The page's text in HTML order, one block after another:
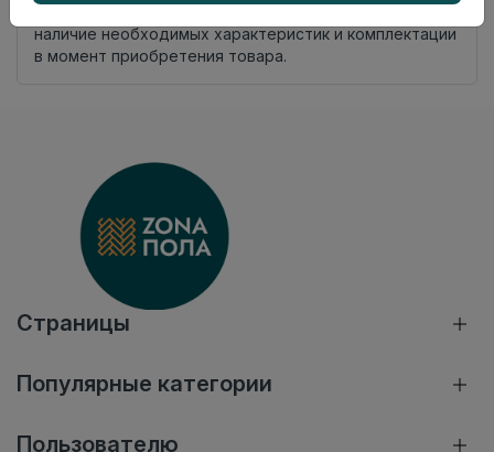
наличие необходимых характеристик и комплектации
в момент приобретения товара.
Страницы
Популярные категории
Пользователю